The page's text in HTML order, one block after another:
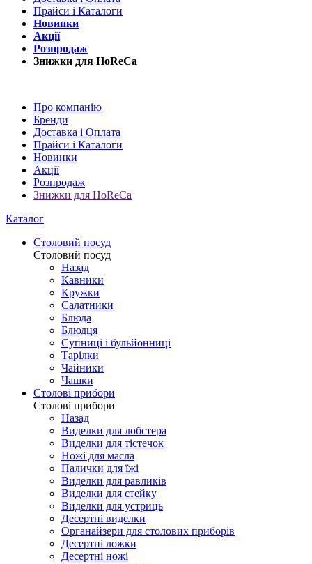
Прайси і Каталоги
Новинки
Акції
Розпродаж
Знижки для HoReCa
Про компанію
Бренди
Доставка і Оплата
Прайси і Каталоги
Новинки
Акції
Розпродаж
Знижки для HoReCa
Каталог
Столовий посуд
Столовий посуд
Назад
Кавники
Кружки
Салатники
Блюда
Блюдця
Супниці і бульйонниці
Тарілки
Чайники
Чашки
Столові прибори
Столові прибори
Назад
Виделки для лобстера
Виделки для тістечок
Ножі для масла
Палички для їжі
Виделки для равликів
Виделки для стейку
Виделки для устриць
Десертні виделки
Органайзери для столових приборів
Десертні ложки
Десертні ножі